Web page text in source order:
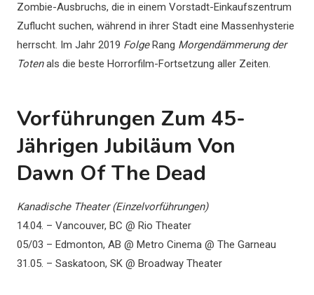
Zombie-Ausbruchs, die in einem Vorstadt-Einkaufszentrum
Zuflucht suchen, während in ihrer Stadt eine Massenhysterie
herrscht. Im Jahr 2019 FolgeRang Morgendämmerung der
Totenals die beste Horrorfilm-Fortsetzung aller Zeiten.
Vorführungen Zum 45-
Jährigen Jubiläum Von
Dawn Of The Dead
Kanadische Theater (Einzelvorführungen)
14.04. – Vancouver, BC @ Rio Theater
05/03 – Edmonton, AB @ Metro Cinema @ The Garneau
31.05. – Saskatoon, SK @ Broadway Theater